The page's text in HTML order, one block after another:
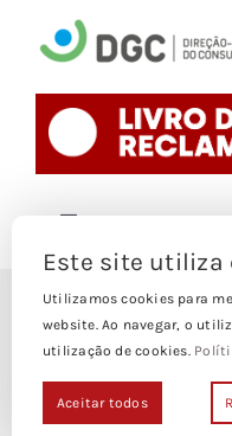
Navigation
Termos e Condições
©
Loja Edições Piaget by
direitos
Este site utiliza
Utilizamos cookies para
website. Ao navegar, o
utilização de cookies.
Aceitar todos